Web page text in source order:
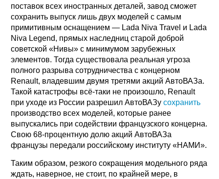
поставок всех иностранных деталей, завод сможет
сохранить выпуск лишь двух моделей с самым
примитивным оснащением — Lada Niva Travel и Lada
Niva Legend, прямых наследниц старой доброй
советской «Нивы» с минимумом зарубежных
элементов. Тогда существовала реальная угроза
полного разрыва сотрудничества с концерном
Renault, владевшим двумя третями акций АвтоВАЗа.
Такой катастрофы всё-таки не произошло, Renault
при уходе из России разрешил АвтоВАЗусохранить
производство всех моделей, которые ранее
выпускались при содействии французского концерна.
Свою 68-процентную долю акций АвтоВАЗа
французы передали российскому институту «НАМИ».
Таким образом, резкого сокращения модельного ряда
ждать, наверное, не стоит, по крайней мере, в